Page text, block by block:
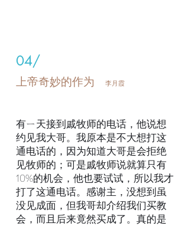
04/
上帝奇妙的作为 李月霞
有ㄧ天接到戚牧师的电话，他说想
约见我大哥。我原本是不大想打这
通电话的，因为知道大哥是会拒绝
见牧师的；可是戚牧师说就算只有
10%的机会，他也要试试，所以我才
打了这通电话。感谢主，没想到虽
没见成面，但我哥却介绍我们买教
会，而且后来竟然买成了。真的是